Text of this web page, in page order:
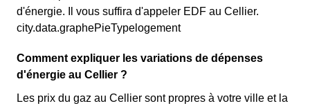
d'énergie. Il vous suffira d'appeler EDF au Cellier.
city.data.graphePieTypelogement
Comment expliquer les variations de dépenses
d'énergie au Cellier ?
Les prix du gaz au Cellier sont propres à votre ville et la